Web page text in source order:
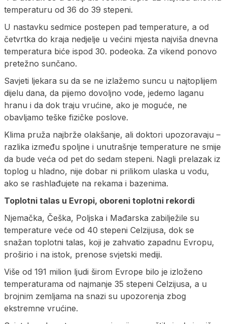
temperaturu od 36 do 39 stepeni.
U nastavku sedmice postepen pad temperature, a od
četvrtka do kraja nedjelje u većini mjesta najviša dnevna
temperatura biće ispod 30. podeoka. Za vikend ponovo
pretežno sunčano.
Savjeti ljekara su da se ne izlažemo suncu u najtoplijem
dijelu dana, da pijemo dovoljno vode, jedemo laganu
hranu i da dok traju vrućine, ako je moguće, ne
obavljamo teške fizičke poslove.
Klima pruža najbrže olakšanje, ali doktori upozoravaju –
razlika između spoljne i unutrašnje temperature ne smije
da bude veća od pet do sedam stepeni. Nagli prelazak iz
toplog u hladno, nije dobar ni prilikom ulaska u vodu,
ako se rashlađujete na rekama i bazenima.
Toplotni talas u Evropi, oboreni toplotni rekordi
Njemačka, Češka, Poljska i Mađarska zabilježile su
temperature veće od 40 stepeni Celzijusa, dok se
snažan toplotni talas, koji je zahvatio zapadnu Evropu,
proširio i na istok, prenose svjetski mediji.
Više od 191 milion ljudi širom Evrope bilo je izloženo
temperaturama od najmanje 35 stepeni Celzijusa, a u
brojnim zemljama na snazi su upozorenja zbog
ekstremne vrućine.